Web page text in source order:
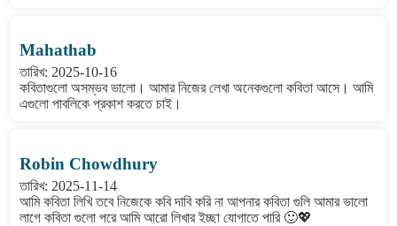
Mahathab
তারিখ: 2025-10-16
কবিতাগুলো অসম্ভব ভালো। আমার নিজের লেখা অনেকগুলো কবিতা আসে। আমি
এগুলো পাবলিকে প্রকাশ করতে চাই।
Robin Chowdhury
তারিখ: 2025-11-14
আমি কবিতা লিখি তবে নিজেকে কবি দাবি করি না আপনার কবিতা গুলি আমার ভালো
লাগে কবিতা গুলো পরে আমি আরো লিখার ইচ্ছা যোগাতে পারি 🙂💖